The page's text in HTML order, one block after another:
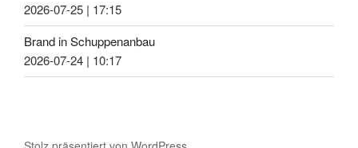
2026-07-25 | 17:15
Brand in Schuppenanbau
2026-07-24 | 10:17